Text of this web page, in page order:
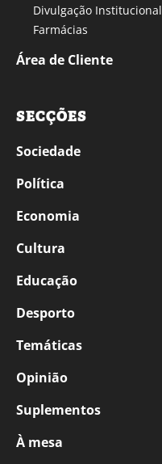
Divulgação Institucional
Farmácias
Área de Cliente
SECÇÕES
Sociedade
Política
Economia
Cultura
Educação
Desporto
Temáticas
Opinião
Suplementos
À mesa